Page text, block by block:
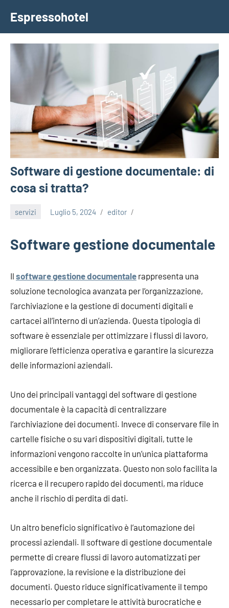
contenuto
Espressohotel
Dove
le
Notizie
Software di gestione documentale: di
cosa si tratta?
servizi Luglio 5, 2024 editor
Software gestione documentale
Il software gestione documentale rappresenta una
soluzione tecnologica avanzata per l’organizzazione,
l’archiviazione e la gestione di documenti digitali e
cartacei all’interno di un’azienda. Questa tipologia di
software è essenziale per ottimizzare i flussi di lavoro,
migliorare l’efficienza operativa e garantire la sicurezza
delle informazioni aziendali.
Uno dei principali vantaggi del software di gestione
documentale è la capacità di centralizzare
l’archiviazione dei documenti. Invece di conservare file in
cartelle fisiche o su vari dispositivi digitali, tutte le
informazioni vengono raccolte in un’unica piattaforma
accessibile e ben organizzata. Questo non solo facilita la
ricerca e il recupero rapido dei documenti, ma riduce
anche il rischio di perdita di dati.
Un altro beneficio significativo è l’automazione dei
processi aziendali. Il software di gestione documentale
permette di creare flussi di lavoro automatizzati per
l’approvazione, la revisione e la distribuzione dei
documenti. Questo riduce significativamente il tempo
necessario per completare le attività burocratiche e